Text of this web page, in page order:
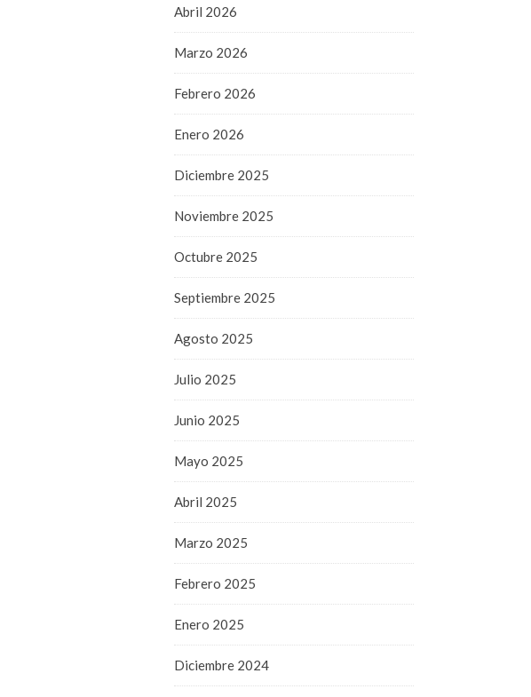
Abril 2026
Marzo 2026
Febrero 2026
Enero 2026
Diciembre 2025
Noviembre 2025
Octubre 2025
Septiembre 2025
Agosto 2025
Julio 2025
Junio 2025
Mayo 2025
Abril 2025
Marzo 2025
Febrero 2025
Enero 2025
Diciembre 2024